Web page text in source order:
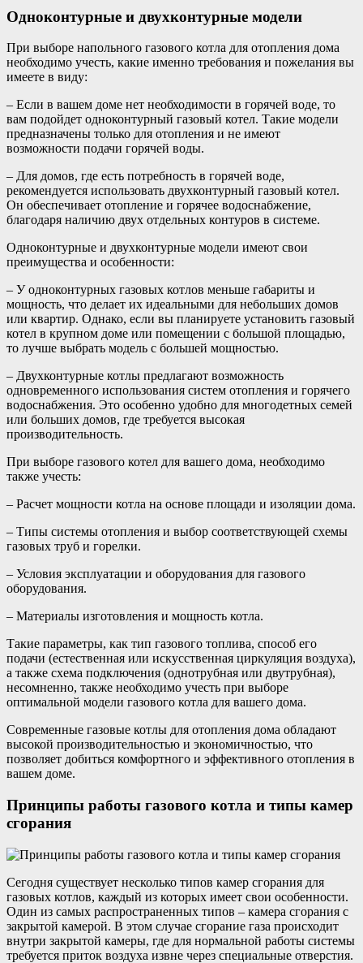
Одноконтурные и двухконтурные модели
При выборе напольного газового котла для отопления дома
необходимо учесть, какие именно требования и пожелания вы
имеете в виду:
– Если в вашем доме нет необходимости в горячей воде, то
вам подойдет одноконтурный газовый котел. Такие модели
предназначены только для отопления и не имеют
возможности подачи горячей воды.
– Для домов, где есть потребность в горячей воде,
рекомендуется использовать двухконтурный газовый котел.
Он обеспечивает отопление и горячее водоснабжение,
благодаря наличию двух отдельных контуров в системе.
Одноконтурные и двухконтурные модели имеют свои
преимущества и особенности:
– У одноконтурных газовых котлов меньше габариты и
мощность, что делает их идеальными для небольших домов
или квартир. Однако, если вы планируете установить газовый
котел в крупном доме или помещении с большой площадью,
то лучше выбрать модель с большей мощностью.
– Двухконтурные котлы предлагают возможность
одновременного использования систем отопления и горячего
водоснабжения. Это особенно удобно для многодетных семей
или больших домов, где требуется высокая
производительность.
При выборе газового котел для вашего дома, необходимо
также учесть:
– Расчет мощности котла на основе площади и изоляции дома.
– Типы системы отопления и выбор соответствующей схемы
газовых труб и горелки.
– Условия эксплуатации и оборудования для газового
оборудования.
– Материалы изготовления и мощность котла.
Такие параметры, как тип газового топлива, способ его
подачи (естественная или искусственная циркуляция воздуха),
а также схема подключения (однотрубная или двутрубная),
несомненно, также необходимо учесть при выборе
оптимальной модели газового котла для вашего дома.
Современные газовые котлы для отопления дома обладают
высокой производительностью и экономичностью, что
позволяет добиться комфортного и эффективного отопления в
вашем доме.
Принципы работы газового котла и типы камер
сгорания
Сегодня существует несколько типов камер сгорания для
газовых котлов, каждый из которых имеет свои особенности.
Один из самых распространенных типов – камера сгорания с
закрытой камерой. В этом случае сгорание газа происходит
внутри закрытой камеры, где для нормальной работы системы
требуется приток воздуха извне через специальные отверстия.